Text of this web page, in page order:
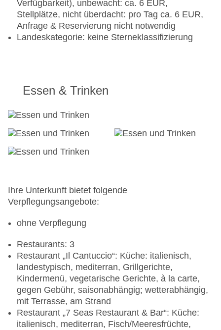
Verfügbarkeit), unbewacht: ca. 6 EUR,
Stellplätze, nicht überdacht: pro Tag ca. 6 EUR,
Anfrage & Reservierung nicht notwendig
Landeskategorie: keine Sterneklassifizierung
Essen & Trinken
Ihre Unterkunft bietet folgende
Verpflegungsangebote:
ohne Verpflegung
Restaurants: 3
Restaurant „Il Cantuccio“: Küche: italienisch,
landestypisch, mediterran, Grillgerichte,
Kindermenü, vegetarische Gerichte, à la carte,
gegen Gebühr, saisonabhängig; wetterabhängig,
mit Terrasse, am Strand
Restaurant „7 Seas Restaurant & Bar“: Küche:
italienisch, mediterran, Fisch/Meeresfrüchte,